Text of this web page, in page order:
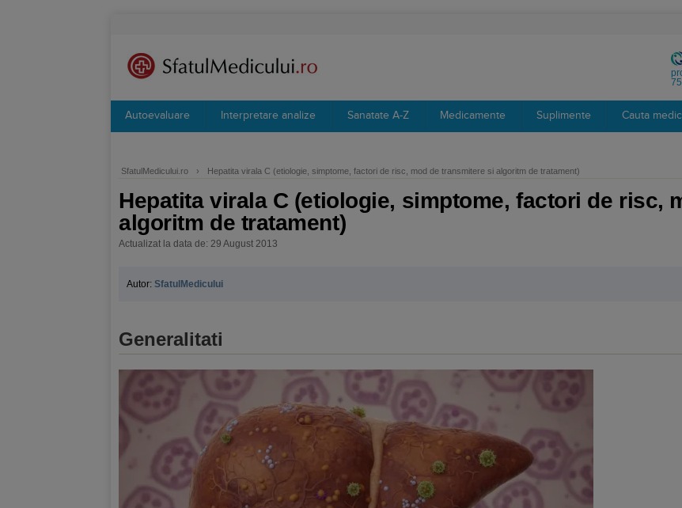
Autoevaluare Interpretare analize Sanatate A-Z Medicamente Suplimente Cauta medic
SfatulMedicului.ro › Hepatita virala C (etiologie, simptome, factori de risc, mod de transmitere si algoritm de tratament)
Hepatita virala C (etiologie, simptome, factori de risc,
algoritm de tratament)
Actualizat la data de: 29 August 2013
Autor: SfatulMedicului
Generalitati